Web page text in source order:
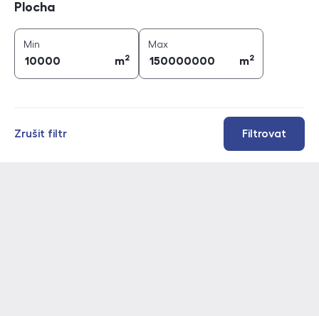
Plocha
Min
m2
Maxplocha (
m2
Filtrovat
Zrušit filtr